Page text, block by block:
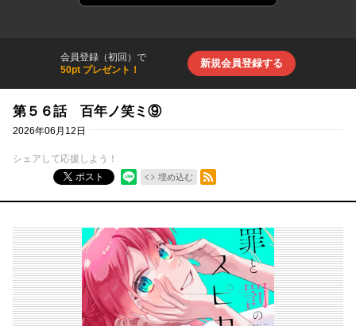
会員登録（初回）で
50pt プレゼント！
新規会員登録する
第５６話 百年ノ笑ミ⑨
2026年06月12日
シェアして応援しよう！
ポスト
埋め込む
RSSフィード